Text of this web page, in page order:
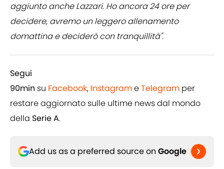
aggiunto anche Lazzari. Ho ancora 24 ore per
decidere, avremo un leggero allenamento
domattina e deciderò con tranquillità".
Segui
90min su Facebook, InstagrameTelegram per
restare aggiornato sulle ultime news dal mondo
della Serie A.
Add us as a preferred source on Google